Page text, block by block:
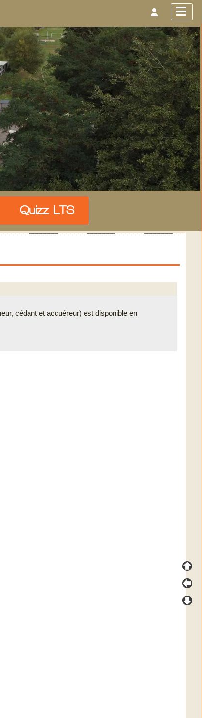
Quizz LTS
cédant et acquéreur) est disponible en